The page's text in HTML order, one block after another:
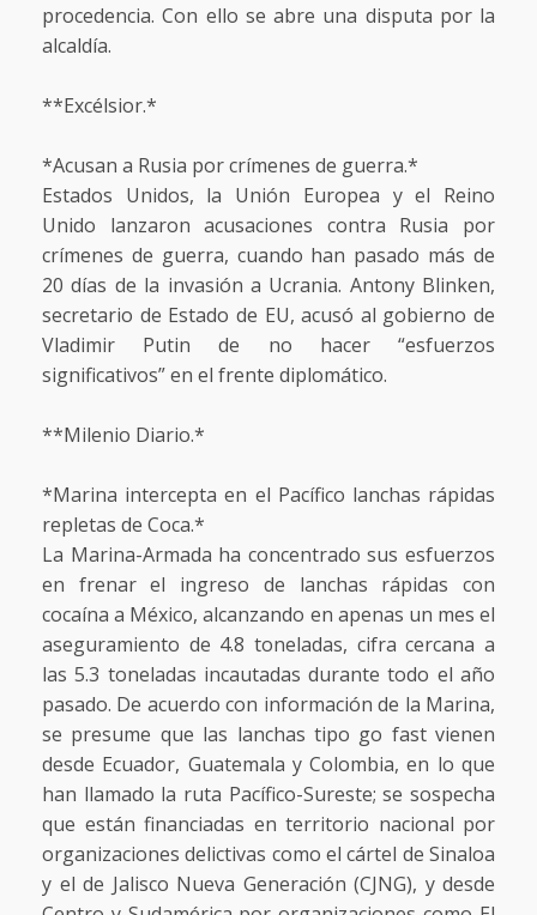
procedencia. Con ello se abre una disputa por la
alcaldía.
**Excélsior.*
*Acusan a Rusia por crímenes de guerra.*
Estados Unidos, la Unión Europea y el Reino
Unido lanzaron acusaciones contra Rusia por
crímenes de guerra, cuando han pasado más de
20 días de la invasión a Ucrania. Antony Blinken,
secretario de Estado de EU, acusó al gobierno de
Vladimir Putin de no hacer “esfuerzos
significativos” en el frente diplomático.
**Milenio Diario.*
*Marina intercepta en el Pacífico lanchas rápidas
repletas de Coca.*
La Marina-Armada ha concentrado sus esfuerzos
en frenar el ingreso de lanchas rápidas con
cocaína a México, alcanzando en apenas un mes el
aseguramiento de 4.8 toneladas, cifra cercana a
las 5.3 toneladas incautadas durante todo el año
pasado. De acuerdo con información de la Marina,
se presume que las lanchas tipo go fast vienen
desde Ecuador, Guatemala y Colombia, en lo que
han llamado la ruta Pacífico-Sureste; se sospecha
que están financiadas en territorio nacional por
organizaciones delictivas como el cártel de Sinaloa
y el de Jalisco Nueva Generación (CJNG), y desde